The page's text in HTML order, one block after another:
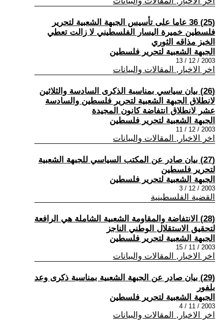
(25) 36 عاما على تأسيس الجبهة الشعبية لتحرير
فلسطين خميرة اليسار الفلسطيني لا زالت تعطي
الخبز مذاقه الثوري
الجبهة الشعبية لتحرير فلسطين
2003 / 12 / 13
اخر الاخبار, المقالات والبيانات
(26) بيان سياسي بمناسبة الذكرى السادسة والثلاثين
لانطلاق الجبهة الشعبية لتحرير فلسطين والسادسة
عشر لانطلاق انتفاضة كانون المجيدة
الجبهة الشعبية لتحرير فلسطين
2003 / 12 / 11
اخر الاخبار, المقالات والبيانات
(27) بيان صادر عن المكتب السياسي للجبهة الشعبية
لتحرير فلسطين
الجبهة الشعبية لتحرير فلسطين
2003 / 12 / 3
القضية الفلسطينية
(28) الانتفاضة والمقاومة الشعبية الشاملة هي الرافعة
لتحقيق الاستقلال الوطني الناجز
الجبهة الشعبية لتحرير فلسطين
2003 / 11 / 15
اخر الاخبار, المقالات والبيانات
(29) بيان صادر عن الجبهة الشعبية بمناسبة ذكرى وعد
بلفور
الجبهة الشعبية لتحرير فلسطين
2003 / 11 / 4
اخر الاخبار, المقالات والبيانات